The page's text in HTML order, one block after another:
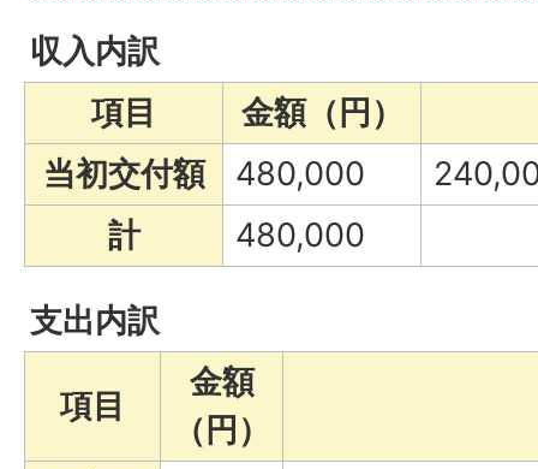
収入内訳
項目
金額（円）
当初交付額
480,000
計
480,000
支出内訳
項目
金額
（円）